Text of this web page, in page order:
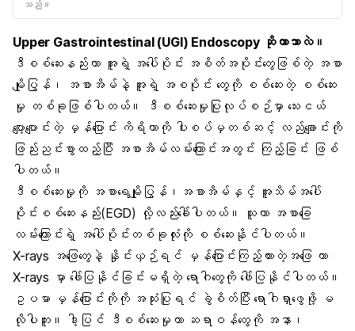
သည်။
Upper Gastrointestinal (UGI) Endoscopy ဆိုတာဘာလဲ။
ဒီစစ်ဆေးနည်းဟာ အူရဲ့ အပေါ်ပိုင်း အစိတ်အပိုင်းတွေဖြစ်တဲ့ အစာ
မျိုပြွန်၊ အစာအိမ်နဲ့ အူရဲ့ အစပိုင်း တွေကို စစ်ဆေးတဲ့ စစ်ဆေး
မှု တစ်ခုဖြစ်ပါတယ်။ ဒီစစ်ဆေးမှုပြုလုပ်စဉ်မှာ သေးငယ်
ပျော့ပျောင်းတဲ့ မှန်ပြောင်း ကိရိယာကို ပါးစပ်မှတစ်ဆင့် လည်ချောင်းကို
ဖြည်းညင်းစွာထည့်ပြီး အစာအိမ်လမ်းကြောင်းအတွင်း ကြည့်ခြင်း ဖြစ်
ပါတယ်။
ဒီစစ်ဆေးမှုကို အစာရေမျိုပြွန်၊အစာအိမ်နှင့် အူသိမ်အပေါ်
ပိုင်းစစ်ဆေးနည်း(EGD) လို့လည်းခေါ်ပါတယ်။ သူဟာ အစာခြေ
လမ်းကြောင်းရဲ့ အပေါ်ပိုင်းတစ်ခုလုံးကို စစ်ဆေးနိုင်ပါတယ်။
X-rays အဖြေတွေနဲ့ နှိုင်းယှဉ်ရင် မှန်ပြောင်းကြည့်ထားတဲ့အဖြေ ဟာ
X-rays မှာ ဖေါ်ပြနိုင်ခြင်းမရှိတဲ့ ရောဂါတွေကို ဖေါ်ပြနိုင်ပါတယ်။
ဥပမာ မှန်ပြောင်းကိုကို အသုံးပြုရင် ခွဲစိတ်ပြီး ရောဂါရှာဖွေဖို့ မ
လိုပါဘူး။ ဒါ့ပြင် ဒီစစ်ဆေးမှုဟာ ဆရာဝန်တွေကို အနာ၊